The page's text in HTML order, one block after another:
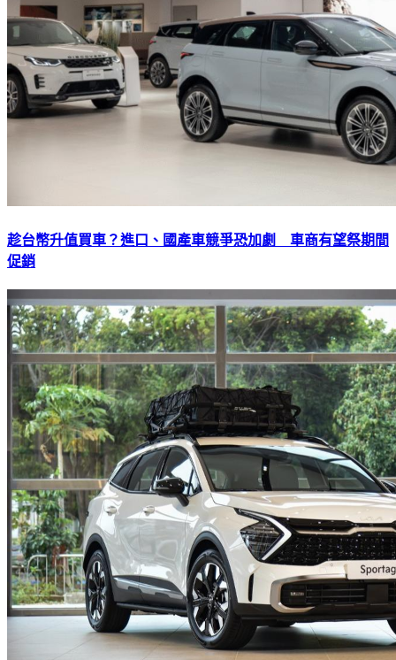
趁台幣升值買車？進口、國產車競爭恐加劇 車商有望祭期間
促銷